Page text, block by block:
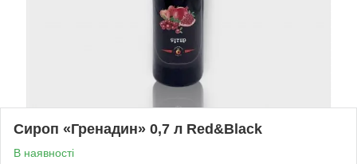
Сироп «Гренадин» 0,7 л Red&Black
В наявності